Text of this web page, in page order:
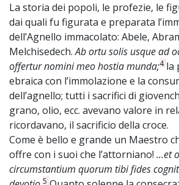
La storia dei popoli, le profezie, le
dai quali fu figurata e preparata
dell’Agnello immacolato: Abele,
Melchisedech.Ab ortu solis usque ad
offertur nomini meo hostia munda;4la
ebraica con l’immolazione e la
dell’agnello; tutti i sacrifici di
grano, olio, ecc. avevano valore in
ricordavano, il sacrificio della croce.
Come è bello e grande un Maestro
offre con i suoi che l’attorniano! ...et
circumstantium quorum tibi fides
5